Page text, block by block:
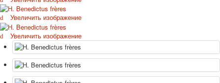
Октябрьская революция
С рождеством
Пасха
9 мая - день победы
Разные пожелания
1 сентября школа
Приглашение
Увеличить изображение
Увеличить изображение